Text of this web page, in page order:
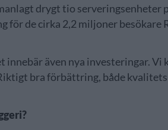
drygt tio serveringsenheter
för de cirka 2,2 miljoner besökare
innebär även nya investeringar. Vi
bra förbättring, både